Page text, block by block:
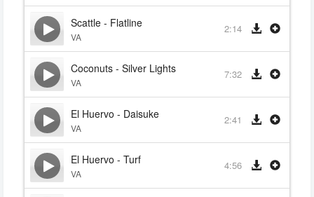
Scattle - Flatline
VA
2:14
Coconuts - Silver Lights
VA
7:32
El Huervo - Daisuke
VA
2:41
El Huervo - Turf
VA
4:56